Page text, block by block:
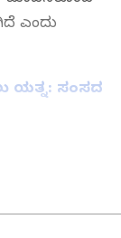
ಎಂದು
ಯತ್ನ: ಸಂಸದ